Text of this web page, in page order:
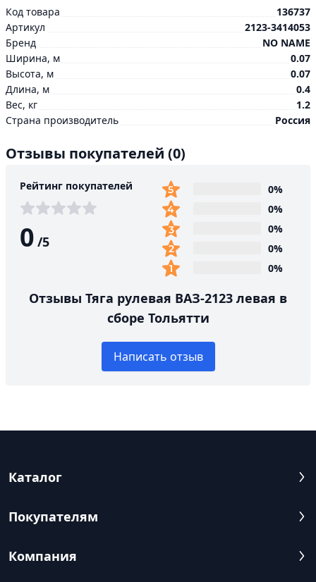
Код товара
136737
Артикул
2123-3414053
Бренд
NO NAME
Ширина, м
0.07
Высота, м
0.07
Длина, м
0.4
Вес, кг
1.2
Страна производитель
Россия
Отзывы покупателей (0)
Рейтинг покупателей
0 /5
0%
0%
0%
0%
0%
Отзывы Тяга рулевая ВАЗ-2123 левая в
сборе Тольятти
Написать отзыв
Каталог
Покупателям
Компания